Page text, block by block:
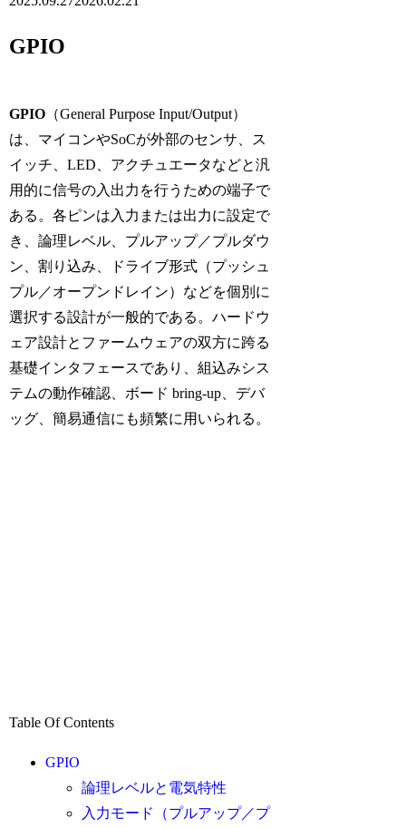
GPIO
GPIO （General Purpose Input/Output）
は、マイコンやSoCが外部のセンサ、ス
イッチ、LED、アクチュエータなどと汎
用的に信号の入出力を行うための端子で
ある。各ピンは入力または出力に設定で
き、論理レベル、プルアップ／プルダウ
ン、割り込み、ドライブ形式（プッシュ
プル／オープンドレイン）などを個別に
選択する設計が一般的である。ハードウ
ェア設計とファームウェアの双方に跨る
基礎インタフェースであり、組込みシス
テムの動作確認、ボード bring-up、デバ
ッグ、簡易通信にも頻繁に用いられる。
Table Of Contents
GPIO
論理レベルと電気特性
入力モード（プルアップ／プ